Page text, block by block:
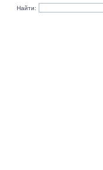
Найти: